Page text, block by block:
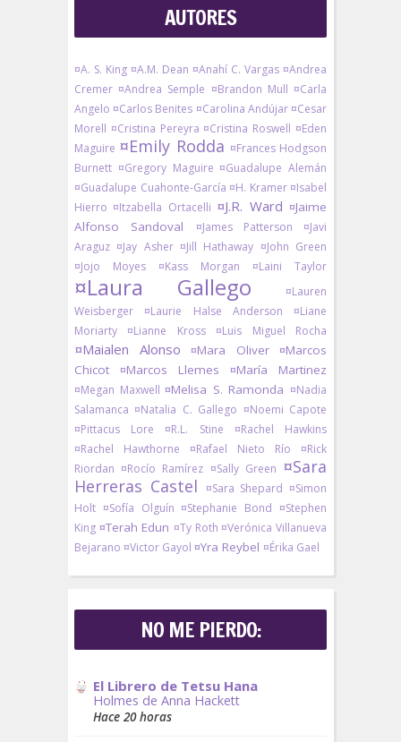
AUTORES
¤A. S. King ¤A.M. Dean ¤Anahí C. Vargas ¤Andrea
Cremer ¤Andrea Semple ¤Brandon Mull ¤Carla
Angelo ¤Carlos Benites ¤Carolina Andújar ¤Cesar
Morell ¤Cristina Pereyra ¤Cristina Roswell ¤Eden
Maguire ¤Emily Rodda ¤Frances Hodgson
Burnett ¤Gregory Maguire ¤Guadalupe Alemán
¤Guadalupe Cuahonte-García ¤H. Kramer ¤Isabel
Hierro ¤Itzabella Ortacelli ¤J.R. Ward ¤Jaime
Alfonso Sandoval
¤James Patterson
¤Javi
Araguz ¤Jay Asher ¤Jill Hathaway ¤John Green
¤Jojo Moyes
¤Kass Morgan ¤Laini Taylor
¤Laura Gallego
¤Lauren
Weisberger
¤Laurie Halse Anderson
¤Liane
Moriarty
¤Lianne Kross ¤Luis Miguel Rocha
¤Maialen Alonso ¤Mara Oliver
¤Marcos
Chicot
¤Marcos Llemes ¤María Martinez
¤Megan Maxwell ¤Melisa S. Ramonda ¤Nadia
Salamanca ¤Natalia C. Gallego ¤Noemi Capote
¤Pittacus Lore
¤R.L. Stine
¤Rachel Hawkins
¤Rachel Hawthorne
¤Rafael Nieto Río
¤Rick
Riordan ¤Rocío Ramírez ¤Sally Green ¤Sara
Herreras Castel
¤Sara Shepard ¤Simon
Holt ¤Sofía Olguín ¤Stephanie Bond ¤Stephen
King ¤Terah Edun ¤Ty Roth ¤Verónica Villanueva
Bejarano ¤Victor Gayol ¤Yra Reybel ¤Érika Gael
NO ME PIERDO:
El Librero de Tetsu Hana
Holmes de Anna Hackett
Hace 20 horas